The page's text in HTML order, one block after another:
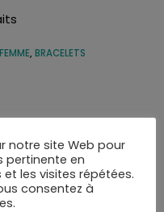
, BRACELETS
notre site Web pour
pertinente en
les visites répétées.
consentez à